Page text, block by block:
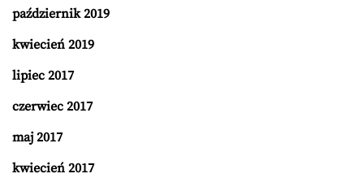
październik 2019
kwiecień 2019
lipiec 2017
czerwiec 2017
maj 2017
kwiecień 2017